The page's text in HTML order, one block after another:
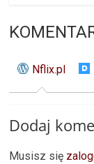
Nflix.pl
Dodaj
Musisz się